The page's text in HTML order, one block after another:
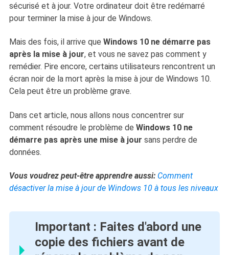
sécurisé et à jour. Votre ordinateur doit être redémarré
pour terminer la mise à jour de Windows.
Mais des fois, il arrive que Windows 10 ne démarre pas
après la mise à jour, et vous ne savez pas comment y
remédier. Pire encore, certains utilisateurs rencontrent un
écran noir de la mort après la mise à jour de Windows 10.
Cela peut être un problème grave.
Dans cet article, nous allons nous concentrer sur
comment résoudre le problème de Windows 10 ne
démarre pas après une mise à jour sans perdre de
données.
Vous voudrez peut-être apprendre aussi: Comment
désactiver la mise à jour de Windows 10 à tous les niveaux
Important : Faites d'abord une
copie des fichiers avant de